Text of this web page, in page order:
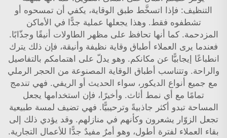
التنظيف: فإذا اتسخَّط طبق الوقاية، يكفي أن تمسحوه أو
تشطفوه فقط. وهذا يجعلها عملية جدًّا في الأماكن
المزدحمة. كما أنها تحافظ على مظهر الطاولات أنيقًا وجذّابًا.
فعندما يرى العملاء أطباق وقاية نظيفة وأنيقة، فإن ذلك يترك
انطباعًا إيجابيًّا عن مكانكم. وهو يدلّ على اهتمامكم بالتفاصيل
والراحة. وتتناسب أطباق الوقاية المصنوعة من الحجر الرملي
مع جميع أنواع الديكور، سواء الحديث أو الريفي. فهي تندمج
تمامًا مع أي نمط أثاث. وأخيرًا، فإن استخدامها يجعل
المساحة تبدو أكثر جاذبيةً وترحيبيًّا. فهي تضيف لمسة طبيعية
تجعل الزوّار يشعرون وكأنهم في منازلهم. وقد يؤدي ذلك إلى
بقاء العملاء لفترة أطول، وهو أمرٌ مفيدٌ جدًّا للأعمال التجارية.